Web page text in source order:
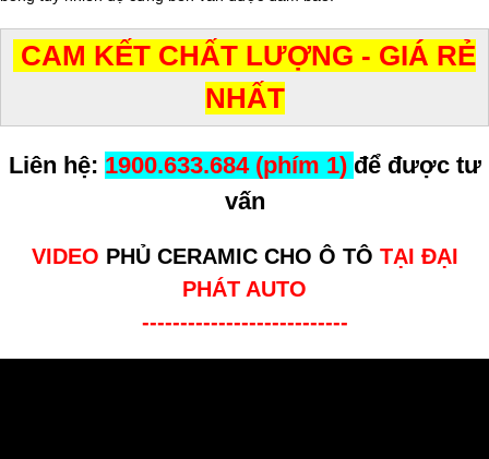
CAM KẾT CHẤT LƯỢNG - GIÁ RẺ
NHẤT
Liên hệ: 1900.633.684 (phím 1) để được tư
vấn
VIDEO PHỦ CERAMIC CHO Ô TÔ TẠI ĐẠI
PHÁT AUTO
---------------------------